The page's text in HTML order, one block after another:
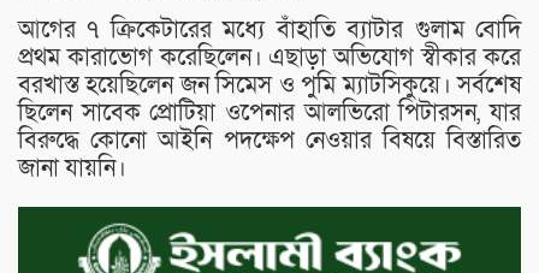
আগের ৭ ক্রিকেটারের মধ্যে বাঁহাতি ব্যাটার গুলাম বোদি
প্রথম কারাভোগ করেছিলেন। এছাড়া অভিযোগ স্বীকার করে
বরখাস্ত হয়েছিলেন জন সিমেস ও পুমি ম্যাটসিকুয়ে। সর্বশেষ
ছিলেন সাবেক প্রোটিয়া ওপেনার আলভিরো পিটারসন, যার
বিরুদ্ধে কোনো আইনি পদক্ষেপ নেওয়ার বিষয়ে বিস্তারিত
জানা যায়নি।